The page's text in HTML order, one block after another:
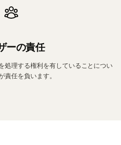
ーの責任
処理する権利を有していることについ
責任を負います。